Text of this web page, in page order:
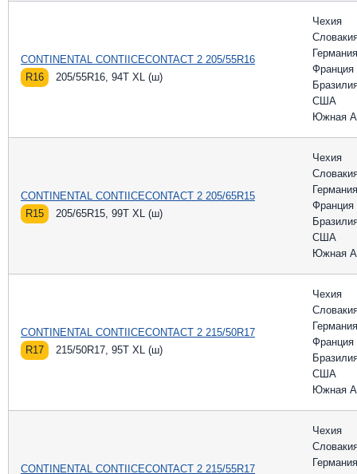
CONTINENTAL CONTIICECONTACT 2 205/55R16
R16
205/55R16, 94T XL (ш)
Чехия
Германия
Франция
США
Южная
CONTINENTAL CONTIICECONTACT 2 205/65R15
R15
205/65R15, 99T XL (ш)
Чехия
Германия
Франция
США
Южная
CONTINENTAL CONTIICECONTACT 2 215/50R17
R17
215/50R17, 95T XL (ш)
Чехия
Германия
Франция
США
Южная
CONTINENTAL CONTIICECONTACT 2 215/55R17
Чехия
Германия